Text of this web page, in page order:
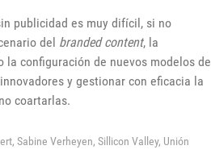
publicidad es muy difícil, si no
del branded content, la
configuración de nuevos modelos de
y gestionar con eficacia la
coartarlas.
Sabine Verheyen, Sillicon Valley, Unión